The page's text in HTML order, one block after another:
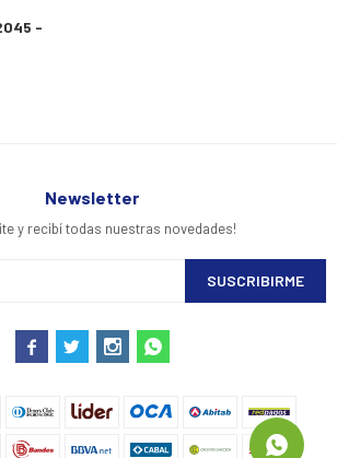
-
Newsletter
y recibí todas nuestras novedades!
SUSCRIBIRME
   